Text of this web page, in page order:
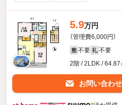
5.9万円
（管理費6,000円）
敷 不要 礼 不要
2階 / 2LDK / 64.87
お問い合わせ